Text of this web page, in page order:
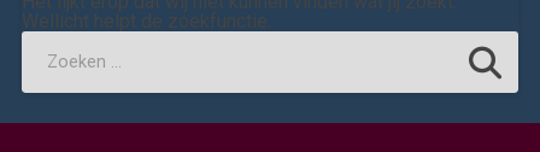
Wellicht helpt de zoekfunctie.